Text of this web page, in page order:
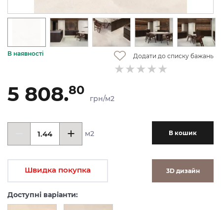
В наявності Додати до списку бажань
5 808.80
грн/м2
м2 В кошик
Швидка покупка 3D дизайн
Доступні варіанти: